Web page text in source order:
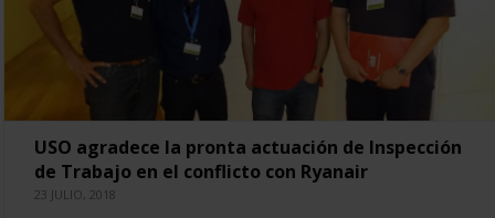
USO agradece la pronta actuación de Inspección
de Trabajo en el conflicto con Ryanair
23 JULIO, 2018